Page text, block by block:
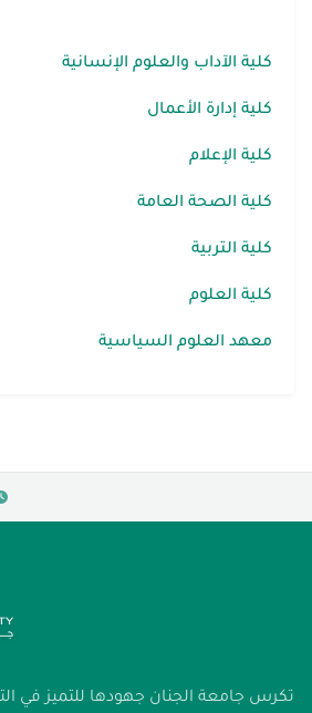
كلية الآداب والعلوم الإنسانية
كلية إدارة الأعمال
كلية الإعلام
كلية الصحة العامة
كلية التربية
كلية العلوم
معهد العلوم السياسية
تكرس جامعة الجنان جهودها للتميز في